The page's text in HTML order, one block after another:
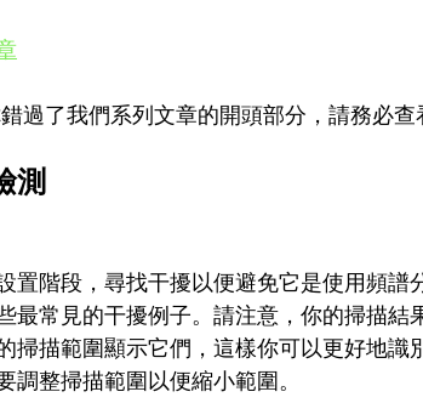
過了我們系列文章的開頭部分，請務必查
測
置階段，尋找干擾以便避免它是使用頻
最常見的干擾例子。請注意，你的掃描
掃描範圍顯示它們，這樣你可以更好地
調整掃描範圍以便縮小範圍。